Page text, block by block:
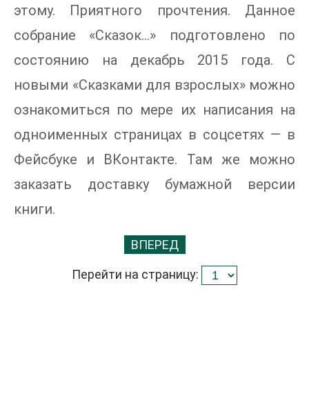
этому. Приятного прочтения. Данное
собрание «Сказок…» подготовлено по
состоянию на декабрь 2015 года. С
новыми «Сказками для взрослых» можно
ознакомиться по мере их написания на
одноименных страницах в соцсетях — в
Фейсбуке и ВКонтакте. Там же можно
заказать доставку бумажной версии
книги.
ВПЕРЕД
Перейти на страницу: